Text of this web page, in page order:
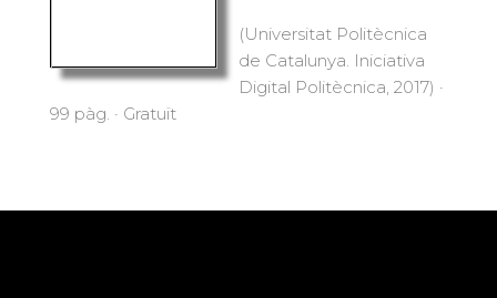
(Universitat Politècnica
de Catalunya. Iniciativa
Digital Politècnica, 2017) ·
99 pàg. · Gratuït